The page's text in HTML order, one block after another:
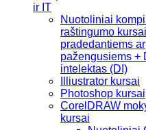
ir IT
Nuotoliniai
raštingumo kursai
pradedantiems ar
pažengusiems +
intelektas (DI)
Illiustrator kursai
Photoshop kursai
CorelDRAW
kursai